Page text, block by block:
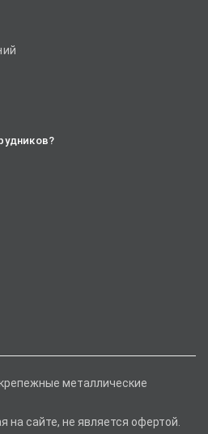
металлические
сайте, не является офертой.